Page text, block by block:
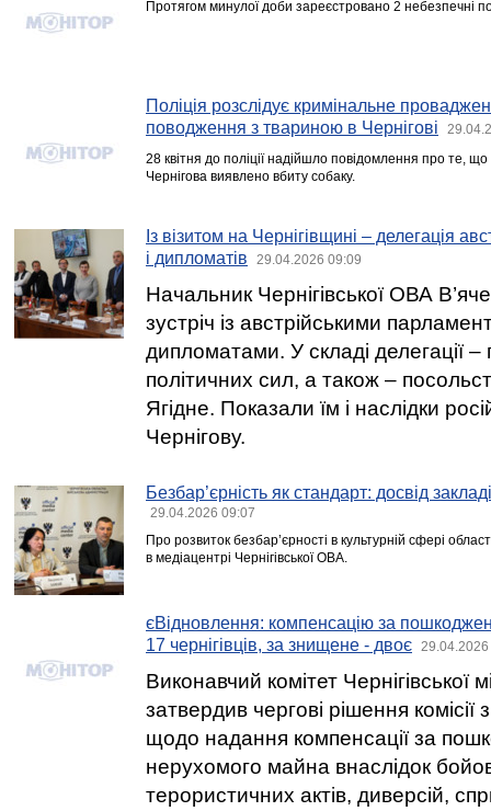
Протягом минулої доби зареєстровано 2 небезпечні
Поліція розслідує кримінальне
поводження з твариною в Чернігові
28 квітня до поліції надійшло повідомлення про те,
Чернігова виявлено вбиту собаку.
Із візитом на Чернігівщині – делегація
і дипломатів
29.04.2026 09:09
Начальник Чернігівської ОВА
зустріч із австрійськими
дипломатами. У складі делегації –
політичних сил, а також –
Ягідне. Показали їм і наслідки
Чернігову.
Безбар’єрність як стандарт: досвід
29.04.2026 09:07
Про розвиток безбар’єрності в культурній сфері
в медіацентрі Чернігівської ОВА.
єВідновлення: компенсацію за
17 чернігівців, за знищене - двоє
Виконавчий комітет Чернігівської
затвердив чергові рішення комісії
щодо надання компенсації за
нерухомого майна внаслідок
терористичних актів, диверсій,